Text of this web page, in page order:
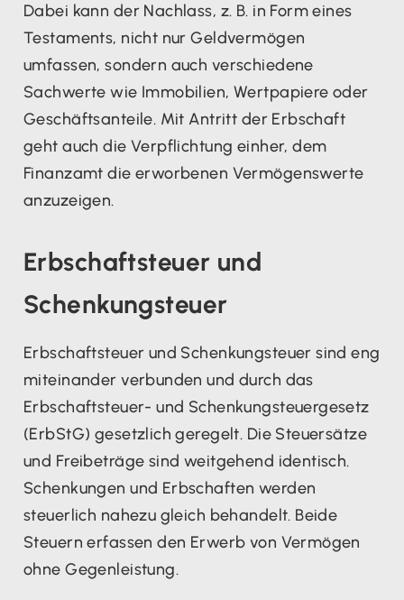
Dabei kann der Nachlass, z. B. in Form eines
Testaments, nicht nur Geldvermögen
umfassen, sondern auch verschiedene
Sachwerte wie Immobilien, Wertpapiere oder
Geschäftsanteile. Mit Antritt der Erbschaft
geht auch die Verpflichtung einher, dem
Finanzamt die erworbenen Vermögenswerte
anzuzeigen.
Erbschaftsteuer und
Schenkungsteuer
Erbschaftsteuer und Schenkungsteuer sind eng
miteinander verbunden und durch das
Erbschaftsteuer- und Schenkungsteuergesetz
(ErbStG) gesetzlich geregelt. Die Steuersätze
und Freibeträge sind weitgehend identisch.
Schenkungen und Erbschaften werden
steuerlich nahezu gleich behandelt. Beide
Steuern erfassen den Erwerb von Vermögen
ohne Gegenleistung.